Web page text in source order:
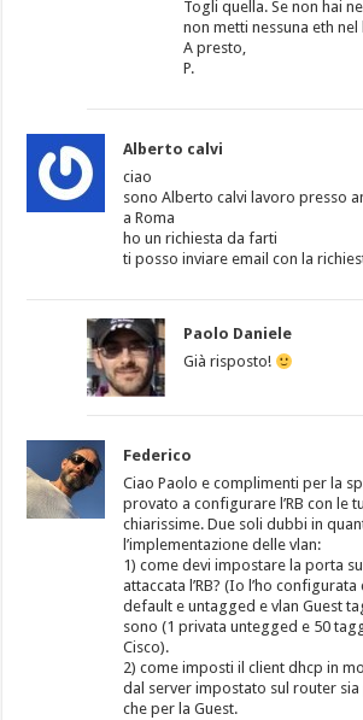
Togli quella. Se non hai
non metti nessuna eth
A presto,
P.
Alberto calvi
ciao
sono Alberto calvi lavoro presso
a Roma
ho un richiesta da farti
ti posso inviare email con la
Paolo Daniele
Già risposto!
Federico
Ciao Paolo e complimenti per la
provato a configurare l’RB con le
chiarissime. Due soli dubbi in
l’implementazione delle vlan:
1) come devi impostare la porta
attaccata l’RB? (Io l’ho
default e untagged e vlan Guest
sono (1 privata untegged e 50
Cisco).
2) come imposti il client dhcp in
dal server impostato sul router sia
che per la Guest.